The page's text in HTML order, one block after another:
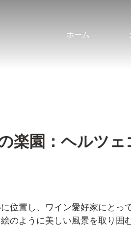
ホーム
楽園：ヘルツ
位置し、ワイン愛好家にと
のように美しい風景を取り